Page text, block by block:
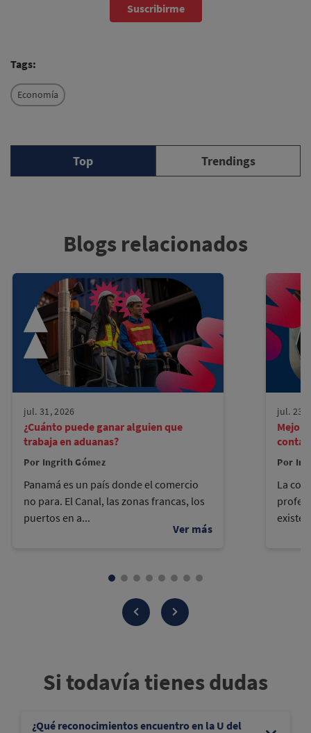
Suscribirme
Tags:
Economía
Top Trendings
Blogs relacionados
jul. 31, 2026
¿Cuánto puede ganar alguien que
trabaja en aduanas?
Por Ingrith Gómez
Panamá es un país donde el comercio
no para. El Canal, las zonas francas, los
puertos en a...
jul. 23,
Por
La
Si todavía tienes dudas
¿Qué reconocimientos encuentro en la U del